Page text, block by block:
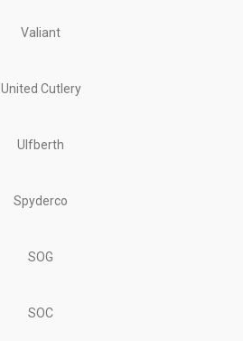
Valiant
United Cutlery
Ulfberth
Spyderco
SOG
SOC